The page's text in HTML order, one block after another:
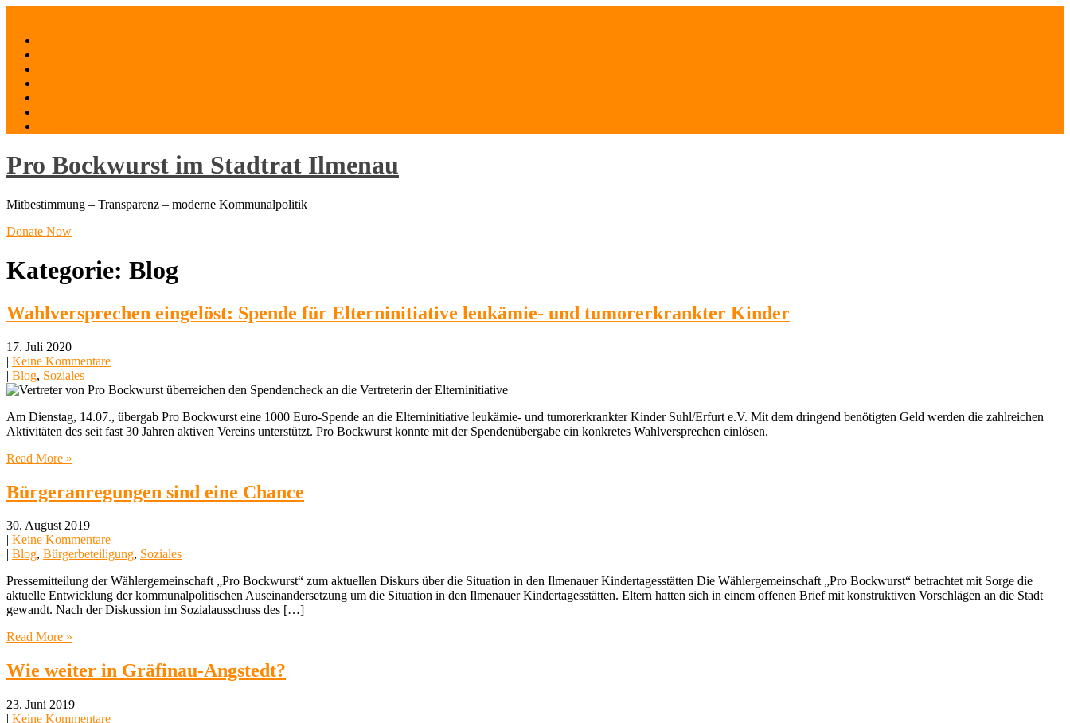
content
Pro Bockwurst im Stadtrat Ilmenau
Mitbestimmung – Transparenz – moderne Kommunalpolitik
Donate Now
Kategorie: Blog
Wahlversprechen eingelöst: Spende für Elterninitiative leukämie- und tumorerkrankter Kinder
17. Juli 2020
| Keine Kommentare
| Blog, Soziales
Am Dienstag, 14.07., übergab Pro Bockwurst eine 1000 Euro-Spende an die Elterninitiative leukämie- und tumorerkrankter Kinder Suhl/Erfurt e.V. Mit dem dringend benötigten Geld werden die zahlreichen
Aktivitäten des seit fast 30 Jahren aktiven Vereins unterstützt. Pro Bockwurst konnte mit der Spendenübergabe ein konkretes Wahlversprechen einlösen.
Read More »
Bürgeranregungen sind eine Chance
30. August 2019
Keine Kommentare
Blog, Bürgerbeteiligung, Soziales
Pressemitteilung der Wählergemeinschaft „Pro Bockwurst“ zum aktuellen Diskurs über die Situation in den Ilmenauer Kindertagesstätten Die Wählergemeinschaft „Pro Bockwurst“ betrachtet mit Sorge die
aktuelle Entwicklung der kommunalpolitischen Auseinandersetzung um die Situation in den Ilmenauer Kindertagesstätten. Eltern hatten sich in einem offenen Brief mit konstruktiven Vorschlägen an die Stadt
gewandt. Nach der Diskussion im Sozialausschuss des […]
Read More »
Wie weiter in Gräfinau-Angstedt?
23. Juni 2019
| Keine Kommentare